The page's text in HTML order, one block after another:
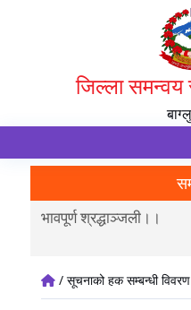
जिल्ला समन्वय
भावपूर्ण श्रद्धाञ्जली।।
/ सूचनाको हक सम्बन्धी विवरण